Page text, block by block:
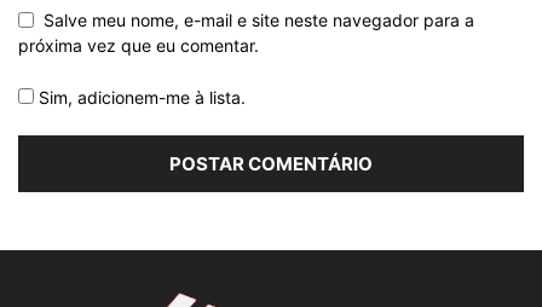
Salve meu nome, e-mail e site neste navegador para a
próxima vez que eu comentar.
Sim, adicionem-me à lista.